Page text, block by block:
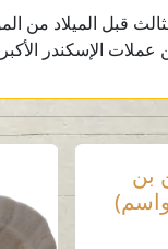
الإسكندر الأكبر
بن